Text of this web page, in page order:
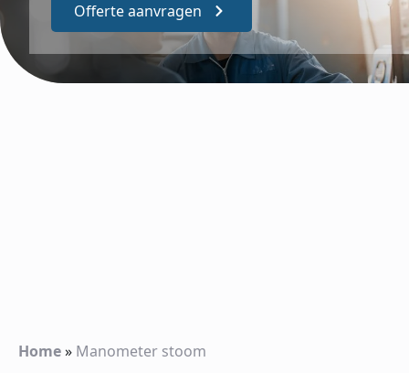
Offerte aanvragen
Home» Manometer stoom